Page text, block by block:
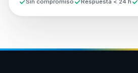
Sin compromiso Respuesta < 24 h